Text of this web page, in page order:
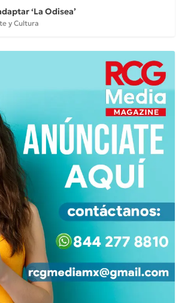
‘La Odisea’
y Cultura